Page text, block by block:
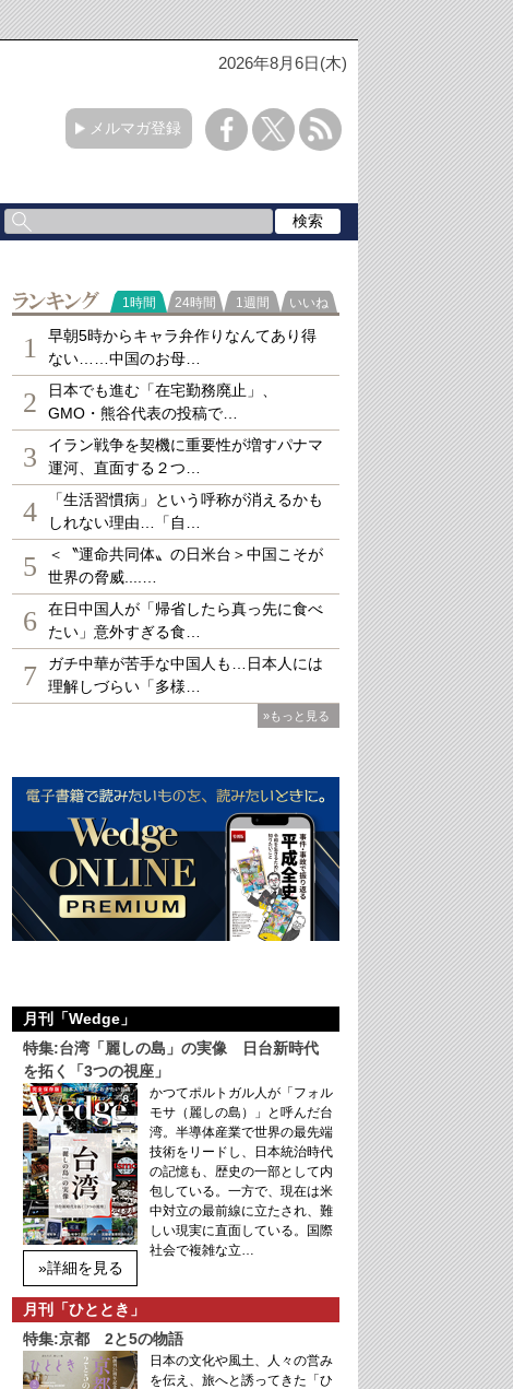
2026年8月6日(木)
メルマガ登録
ランキング
1時間 24時間 1週間 いいね
1
早朝5時からキャラ弁作りなんてあり得
ない……中国のお母…
2
日本でも進む「在宅勤務廃止」、
GMO・熊谷代表の投稿で…
3
イラン戦争を契機に重要性が増すパナマ
運河、直面する２つ…
4
「生活習慣病」という呼称が消えるかも
しれない理由…「自…
5
＜〝運命共同体〟の日米台＞中国こそが
世界の脅威....…
6
在日中国人が「帰省したら真っ先に食べ
たい」意外すぎる食…
7
ガチ中華が苦手な中国人も…日本人には
理解しづらい「多様…
»もっと見る
月刊「Wedge」
特集:台湾「麗しの島」の実像 日台新時代
を拓く「3つの視座」
»詳細を見る
かつてポルトガル人が「フォル
モサ（麗しの島）」と呼んだ台
湾。半導体産業で世界の最先端
技術をリードし、日本統治時代
の記憶も、歴史の一部として内
包している。一方で、現在は米
中対立の最前線に立たされ、難
しい現実に直面している。国際
社会で複雑な立…
月刊「ひととき」
特集:京都 2と5の物語
日本の文化や風土、人々の営み
を伝え、旅へと誘ってきた「ひ